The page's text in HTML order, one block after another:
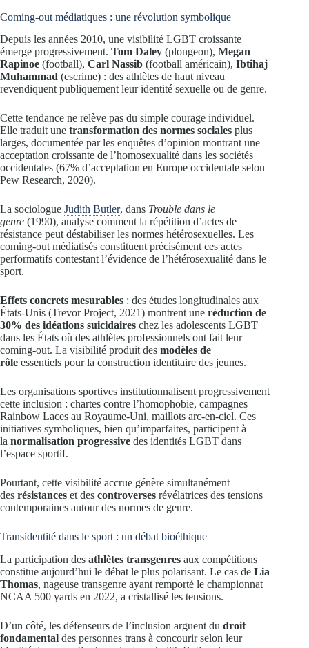
Coming-out médiatiques : une révolution symbolique
Depuis les années 2010, une visibilité LGBT croissante
émerge progressivement. Tom Daley (plongeon), Megan
Rapinoe (football), Carl Nassib (football américain), Ibtihaj
Muhammad (escrime) : des athlètes de haut niveau
revendiquent publiquement leur identité sexuelle ou de genre.
Cette tendance ne relève pas du simple courage individuel.
Elle traduit une transformation des normes sociales plus
larges, documentée par les enquêtes d’opinion montrant une
acceptation croissante de l’homosexualité dans les sociétés
occidentales (67% d’acceptation en Europe occidentale selon
Pew Research, 2020).
La sociologue Judith Butler, dans Trouble dans le
genre (1990), analyse comment la répétition d’actes de
résistance peut déstabiliser les normes hétérosexuelles. Les
coming-out médiatisés constituent précisément ces actes
performatifs contestant l’évidence de l’hétérosexualité dans le
sport.
Effets concrets mesurables : des études longitudinales aux
États-Unis (Trevor Project, 2021) montrent une réduction de
30% des idéations suicidaires chez les adolescents LGBT
dans les États où des athlètes professionnels ont fait leur
coming-out. La visibilité produit des modèles de
rôle essentiels pour la construction identitaire des jeunes.
Les organisations sportives institutionnalisent progressivement
cette inclusion : chartes contre l’homophobie, campagnes
Rainbow Laces au Royaume-Uni, maillots arc-en-ciel. Ces
initiatives symboliques, bien qu’imparfaites, participent à
la normalisation progressive des identités LGBT dans
l’espace sportif.
Pourtant, cette visibilité accrue génère simultanément
des résistances et des controverses révélatrices des tensions
contemporaines autour des normes de genre.
Transidentité dans le sport : un débat bioéthique
La participation des athlètes transgenres aux compétitions
constitue aujourd’hui le débat le plus polarisant. Le cas de Lia
Thomas, nageuse transgenre ayant remporté le championnat
NCAA 500 yards en 2022, a cristallisé les tensions.
D’un côté, les défenseurs de l’inclusion arguent du droit
fondamental des personnes trans à concourir selon leur